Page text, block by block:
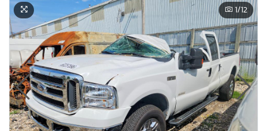
1/12